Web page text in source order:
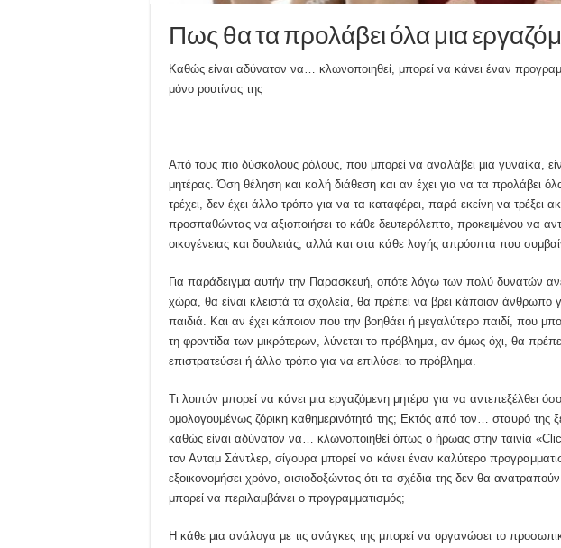
Πως θα τα προλάβει όλα μια
Καθώς είναι αδύνατον να… κλωνοποιηθεί, μπορεί να κάνει έναν
μόνο ρουτίνας της
Aπό τους πιο δύσκολους ρόλους, που μπορεί να αναλάβει μια γυναίκα,
μητέρας. Όση θέληση και καλή διάθεση και αν έχει για να τα προλάβει
τρέχει, δεν έχει άλλο τρόπο για να τα καταφέρει, παρά εκείνη να τρέξει
προσπαθώντας να αξιοποιήσει το κάθε δευτερόλεπτο, προκειμένου να
οικογένειας και δουλειάς, αλλά και στα κάθε λογής απρόοπτα που
Για παράδειγμα αυτήν την Παρασκευή, οπότε λόγω των πολύ δυνατών
χώρα, θα είναι κλειστά τα σχολεία, θα πρέπει να βρει κάποιον άνθρωπο
παιδιά. Και αν έχει κάποιον που την βοηθάει ή μεγαλύτερο παιδί, που
τη φροντίδα των μικρότερων, λύνεται το πρόβλημα, αν όμως όχι, θα
επιστρατεύσει ή άλλο τρόπο για να επιλύσει το πρόβλημα.
Τι λοιπόν μπορεί να κάνει μια εργαζόμενη μητέρα για να αντεπεξέλθει
ομολογουμένως ζόρικη καθημερινότητά της; Εκτός από τον… σταυρό της
καθώς είναι αδύνατον να… κλωνοποιηθεί όπως ο ήρωας στην ταινία
τον Ανταμ Σάντλερ, σίγουρα μπορεί να κάνει έναν καλύτερο
εξοικονομήσει χρόνο, αισιοδοξώντας ότι τα σχέδια της δεν θα
μπορεί να περιλαμβάνει ο προγραμματισμός;
Η κάθε μια ανάλογα με τις ανάγκες της μπορεί να οργανώσει το